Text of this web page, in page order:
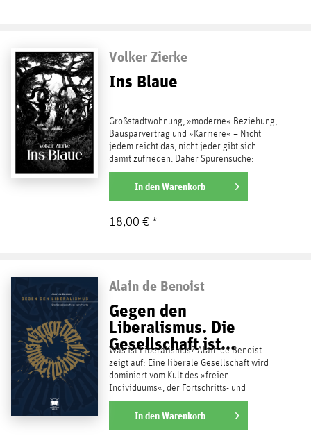
Volker Zierke
Ins Blaue
Großstadtwohnung, »moderne« Beziehung,
Bausparvertrag und »Karriere« – Nicht
jedem reicht das, nicht jeder gibt sich
damit zufrieden. Daher Spurensuche:
Zwischen einer...
weiterlesen
In denWarenkorb
18,00 € *
Alain de Benoist
Gegen den
Liberalismus. Die
Gesellschaft ist...
Was ist Liberalismus? Alain de Benoist
zeigt auf: Eine liberale Gesellschaft wird
dominiert vom Kult des »freien
Individuums«, der Fortschritts- und
Menschenrechtsideologie, der...
weiterlesen
In denWarenkorb